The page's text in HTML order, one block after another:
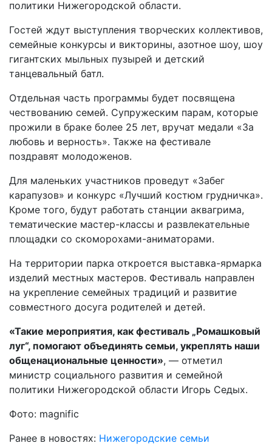
политики Нижегородской области.
Гостей ждут выступления творческих коллективов,
семейные конкурсы и викторины, азотное шоу, шоу
гигантских мыльных пузырей и детский
танцевальный батл.
Отдельная часть программы будет посвящена
чествованию семей. Супружеским парам, которые
прожили в браке более 25 лет, вручат медали «За
любовь и верность». Также на фестивале
поздравят молодоженов.
Для маленьких участников проведут «Забег
карапузов» и конкурс «Лучший костюм грудничка».
Кроме того, будут работать станции аквагрима,
тематические мастер-классы и развлекательные
площадки со скоморохами-аниматорами.
На территории парка откроется выставка-ярмарка
изделий местных мастеров. Фестиваль направлен
на укрепление семейных традиций и развитие
совместного досуга родителей и детей.
«Такие мероприятия, как фестиваль „Ромашковый
луг“, помогают объединять семьи, укреплять наши
общенациональные ценности», — отметил
министр социального развития и семейной
политики Нижегородской области Игорь Седых.
Фото: magnific
Ранее в новостях: Нижегородские семьи